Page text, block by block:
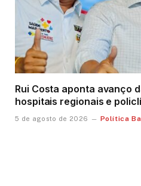
Rui Costa aponta avanço
hospitais regionais e
5 de agosto de 2026 Política